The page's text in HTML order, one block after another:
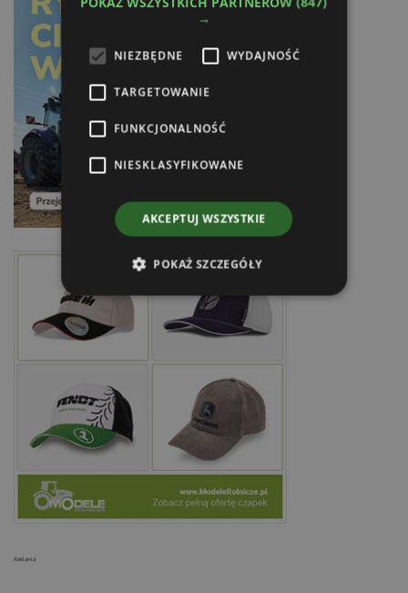
Reklama
→
NIEZBĘDNE WYDAJNOŚĆ
TARGETOWANIE
FUNKCJONALNOŚĆ
NIESKLASYFIKOWANE
AKCEPTUJ WSZYSTKIE
POKAŻ SZCZEGÓŁY